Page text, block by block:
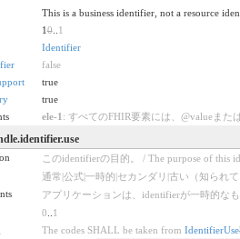
This is a business identifier, not a resource
10.. 1
Identifier
false
true
true
ele-1 : すべてのFHIR要素には、@valueまた
このidentifierの目的。 / The purpose of this
通常|公式|一時的|セカンダリ|古い（知られ
アプリケーションは、identifierが一時的な
0
1
The codes SHALL be taken from IdentifierUse